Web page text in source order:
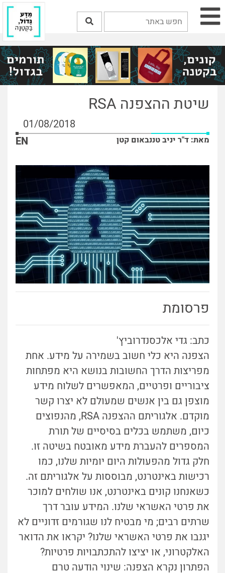
שיטת ההצפנה RSA
01/08/2018
מאת: ד"ר יניב טננבאום קטן EN
פרסומת
כתב: גדי אלכסנדרוביץ'
הצפנה היא כלי חשוב בשמירה על מידע. אחת
מפריצות הדרך החשובות בנושא היא מפתחות
ציבוריים ופרטיים, המאפשרים לשלוח מידע
מוצפן גם בין אנשים שמעולם לא יצרו קשר
מוקדם. אלגוריתם ההצפנה RSA, מהנפוצים
כיום, משתמש בכלים בסיסיים של תורת
המספרים להעברת מידע מאובטח בשיטה זו.
חלק גדול מהפעולות היום יומיות שלנו, כמו
רכישות באינטרנט, מבוססות על אלגוריתם זה.
כשאנחנו קונים באינטרנט, אנו שולחים למוכר
את פרטי האשראי שלנו. המידע עובר דרך
שרתים רבים; מי מבטיח לנו שגורמים זדוניים לא
יגנבו את פרטי האשראי שלנו? יקראו את הדואר
האלקטרוני, או יציצו להתכתבויות פרטיות?
הפתרון נקרא הצפנה: שינוי הודעה טרם